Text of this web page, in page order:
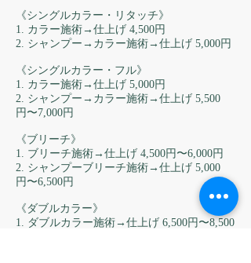
《シングルカラー・リタッチ》
1. カラー施術→仕上げ 4,500円
2. シャンプー→カラー施術→仕上げ 5,000円
《シングルカラー・フル》
1. カラー施術→仕上げ 5,000円
2. シャンプー→カラー施術→仕上げ 5,500
円〜7,000円
《ブリーチ》
1. ブリーチ施術→仕上げ 4,500円〜6,000円
2. シャンプーブリーチ施術→仕上げ 5,000
円〜6,500円
《ダブルカラー》
1. ダブルカラー施術→仕上げ 6,500円〜8,500